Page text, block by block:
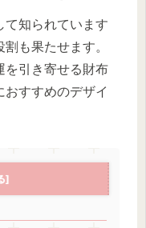
て知られています
も果たせます。
を引き寄せる財布
すすめのデザイ